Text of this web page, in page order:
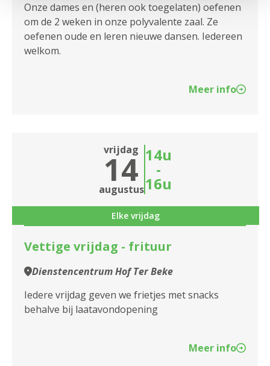
Onze dames en (heren ook toegelaten) oefenen
om de 2 weken in onze polyvalente zaal. Ze
oefenen oude en leren nieuwe dansen. Iedereen
welkom.
Meer info
vrijdag
14
augustus
14u
-
16u
Elke vrijdag
Vettige vrijdag - frituur
Dienstencentrum Hof Ter Beke
Iedere vrijdag geven we frietjes met snacks
behalve bij laatavondopening
Meer info